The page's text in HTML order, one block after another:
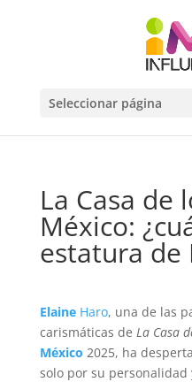
Seleccionar página
La Casa de
México:
estatura de
ElaineHaro, una de las
carismáticas de La Casa
México 2025, ha
solo por su